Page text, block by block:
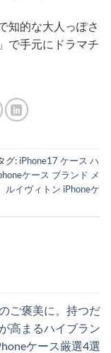
知的な大人っぽさ
で手元にドラマチ
グ: iPhone17 ケース ハ
ケース ブランド メ
ルイヴィトン iPhoneケ
ご褒美に。持つだ
高まるハイブラン
ケース厳選4選